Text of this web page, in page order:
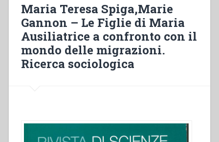
Maria Teresa Spiga,Marie
Gannon – Le Figlie di Maria
Ausiliatrice a confronto con il
mondo delle migrazioni.
Ricerca sociologica